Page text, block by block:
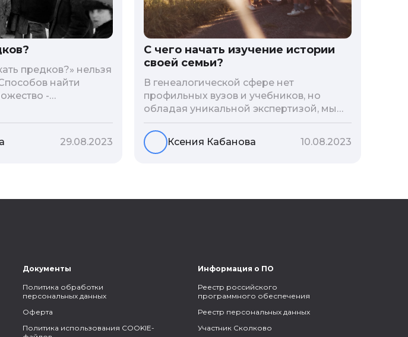
предков?» нельзя
найти
-
тесты, онлайн-
мы сделали для
статей блога
29.08.2023
С чего начать изучение истории
своей семьи?
В генеалогической сфере нет
профильных вузов и учебников, но
обладая уникальной экспертизой, мы
разработали авторскую методологию
проведения архивно-генеалогических
исследований, ее мы закладываем и
Ксения Кабанова 10.08.2023
Документы
Политика обработки
персональных данных
Оферта
Политика использования COOKIE-
Информация о ПО
Реестр российского
программного обеспечения
Реестр персональных данных
Участник Сколково